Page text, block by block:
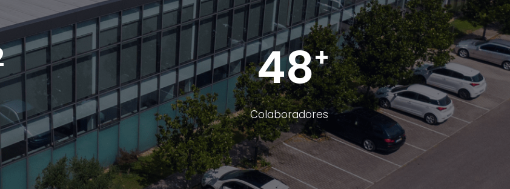
48
Colaboradores